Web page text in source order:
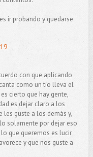
ir probando y quedarse
con que aplicando
como un tío lleva el
cierto que hay gente,
es dejar claro a los
les guste a los demás y,
solamente por dejar eso
que queremos es lucir
y que nos guste a